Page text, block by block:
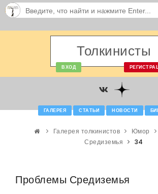
Толкинисты
ВХОД
ГАЛЕРЕЯ СТАТЬИ НОВОСТИ
Галерея толкинистов Юмор
Средиземья
34
Проблемы Средиземья